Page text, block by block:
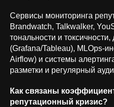
Сервисы мониторинга
Brandwatch, Talkwalker,
тональности и
(Grafana/Tableau),
Airflow) и системы
разметки и регулярный
Как связаны
репутационный кризис?